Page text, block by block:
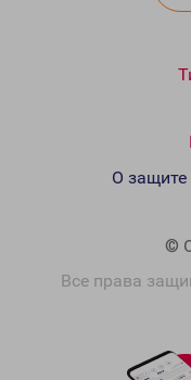
©
Все права
О